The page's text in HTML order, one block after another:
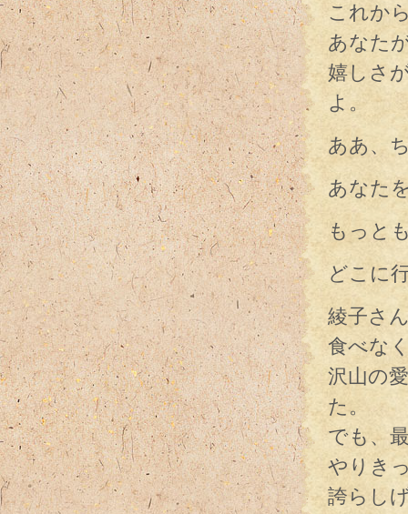
これか
あなた
嬉しさ
よ。
ああ、
あなた
もっと
どこに
綾子さ
食べな
沢山の
た。
でも、
やりき
誇らし